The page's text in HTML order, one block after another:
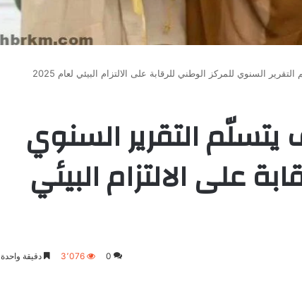
السنوي للمركز الوطني للرقابة على الالتزام البيئي لعام 2025
التقرير السنوي
على الالتزام البيئي
0 3٬076 دقيقة واحدة